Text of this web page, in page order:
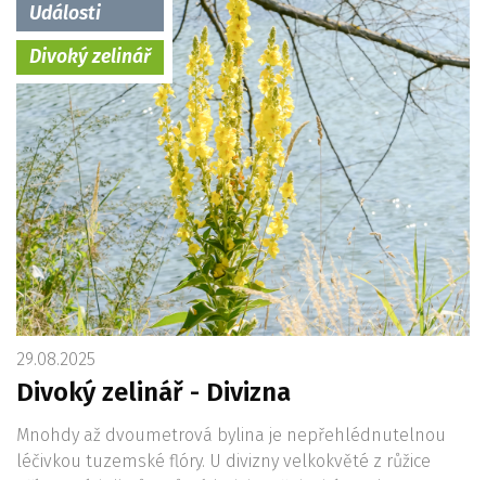
Události
Divoký zelinář
29.08.2025
Divoký zelinář - Divizna
Mnohdy až dvoumetrová bylina je nepřehlédnutelnou
léčivkou tuzemské flóry. U divizny velkokvěté z růžice